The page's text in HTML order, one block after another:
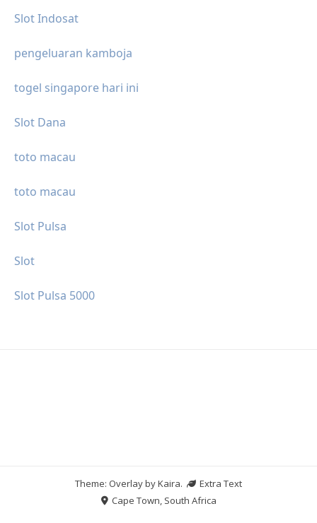
Slot Indosat
pengeluaran kamboja
togel singapore hari ini
Slot Dana
toto macau
toto macau
Slot Pulsa
Slot
Slot Pulsa 5000
Theme: Overlay byKaira.
Extra Text
Cape Town, South Africa